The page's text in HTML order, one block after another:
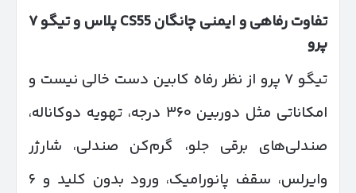
تفاوت رفاهی و ایمنی چانگانCS55 پلاس و تیگو۷
پرو
تیگو ۷ پرو از نظر رفاه کابین دست خالی نیست و
امکاناتی مثل دوربین ۳۶۰ درجه، تهویه دوکاناله،
صندلی‌های برقی جلو، گرم‌کن صندلی، شارژر
وایرلس، سقف پانورامیک، ورود بدون کلید و ۶